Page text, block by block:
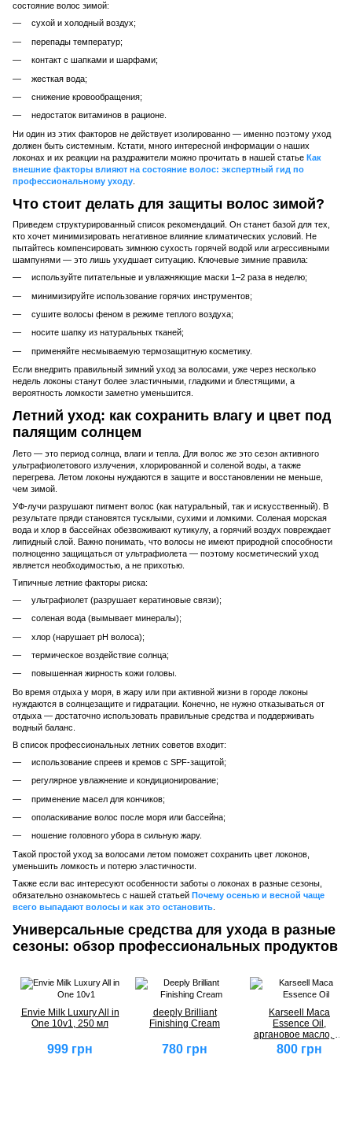
состояние волос зимой:
сухой и холодный воздух;
перепады температур;
контакт с шапками и шарфами;
жесткая вода;
снижение кровообращения;
недостаток витаминов в рационе.
Ни один из этих факторов не действует изолированно — именно поэтому уход
должен быть системным. Кстати, много интересной информации о наших
локонах и их реакции на раздражители можно прочитать в нашей статье Как
внешние факторы влияют на состояние волос: экспертный гид по
профессиональному уходу
Что стоит делать для защиты волос зимой?
Приведем структурированный список рекомендаций. Он станет базой для тех,
кто хочет минимизировать негативное влияние климатических условий. Не
пытайтесь компенсировать зимнюю сухость горячей водой или агрессивными
шампунями — это лишь ухудшает ситуацию. Ключевые зимние правила:
используйте питательные и увлажняющие маски 1–2 раза в неделю;
минимизируйте использование горячих инструментов;
сушите волосы феном в режиме теплого воздуха;
носите шапку из натуральных тканей;
применяйте несмываемую термозащитную косметику.
Если внедрить правильный зимний уход за волосами, уже через несколько
недель локоны станут более эластичными, гладкими и блестящими, а
вероятность ломкости заметно уменьшится.
Летний уход: как сохранить влагу и цвет под
палящим солнцем
Лето — это период солнца, влаги и тепла. Для волос же это сезон активного
ультрафиолетового излучения, хлорированной и соленой воды, а также
перегрева. Летом локоны нуждаются в защите и восстановлении не меньше,
чем зимой.
УФ-лучи разрушают пигмент волос (как натуральный, так и искусственный). В
результате пряди становятся тусклыми, сухими и ломкими. Соленая морская
вода и хлор в бассейнах обезвоживают кутикулу, а горячий воздух повреждает
липидный слой. Важно понимать, что волосы не имеют природной способности
полноценно защищаться от ультрафиолета — поэтому косметический уход
является необходимостью, а не прихотью.
Типичные летние факторы риска:
ультрафиолет (разрушает кератиновые связи);
соленая вода (вымывает минералы);
хлор (нарушает pH волоса);
термическое воздействие солнца;
повышенная жирность кожи головы.
Во время отдыха у моря, в жару или при активной жизни в городе локоны
нуждаются в солнцезащите и гидратации. Конечно, не нужно отказываться от
отдыха — достаточно использовать правильные средства и поддерживать
водный баланс.
В список профессиональных летних советов входит:
использование спреев и кремов с SPF-защитой;
регулярное увлажнение и кондиционирование;
применение масел для кончиков;
ополаскивание волос после моря или бассейна;
ношение головного убора в сильную жару.
Такой простой уход за волосами летом поможет сохранить цвет локонов,
уменьшить ломкость и потерю эластичности.
Также если вас интересуют особенности заботы о локонах в разные сезоны,
обязательно ознакомьтесь с нашей статьей Почему осенью и весной чаще
всего выпадают волосы и как это остановить
Универсальные средства для ухода в разные
сезоны: обзор профессиональных продуктов
Envie Milk Luxury All in
One 10v1, 250 мл
999 грн
deeply Brilliant
Finishing Cream
780 грн
Karseell Maca
Essence Oil,
аргановое масло, 50
мл
800 грн